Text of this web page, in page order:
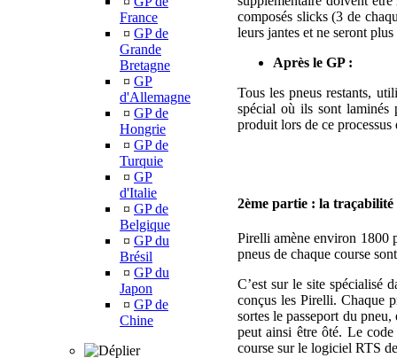
France
¤ GP de
Grande
Bretagne
¤ GP
d'Allemagne
¤ GP de
Hongrie
¤ GP de
Turquie
¤ GP
d'Italie
¤ GP de
Belgique
¤ GP du
Brésil
¤ GP du
Japon
¤ GP de
Chine
composés slicks (3 de
leurs jantes et ne seront
Après le GP :
Tous les pneus restants,
spécial où ils sont laminés
produit lors de ce
2ème partie : la traçabilité
Pirelli amène environ 1800
pneus de chaque course
C’est sur le site spécialisé
conçus les Pirelli. Chaque
sortes le passeport du
peut ainsi être ôté. Le
course sur le logiciel RTS